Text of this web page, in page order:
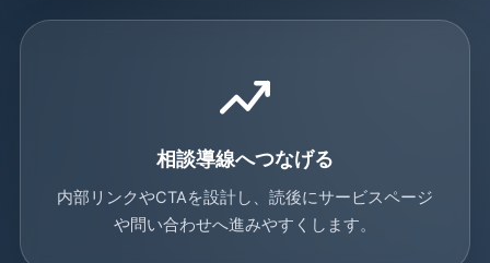
相談導線へつなげる
内部リンクやCTAを設計し、読後にサービスページ
や問い合わせへ進みやすくします。